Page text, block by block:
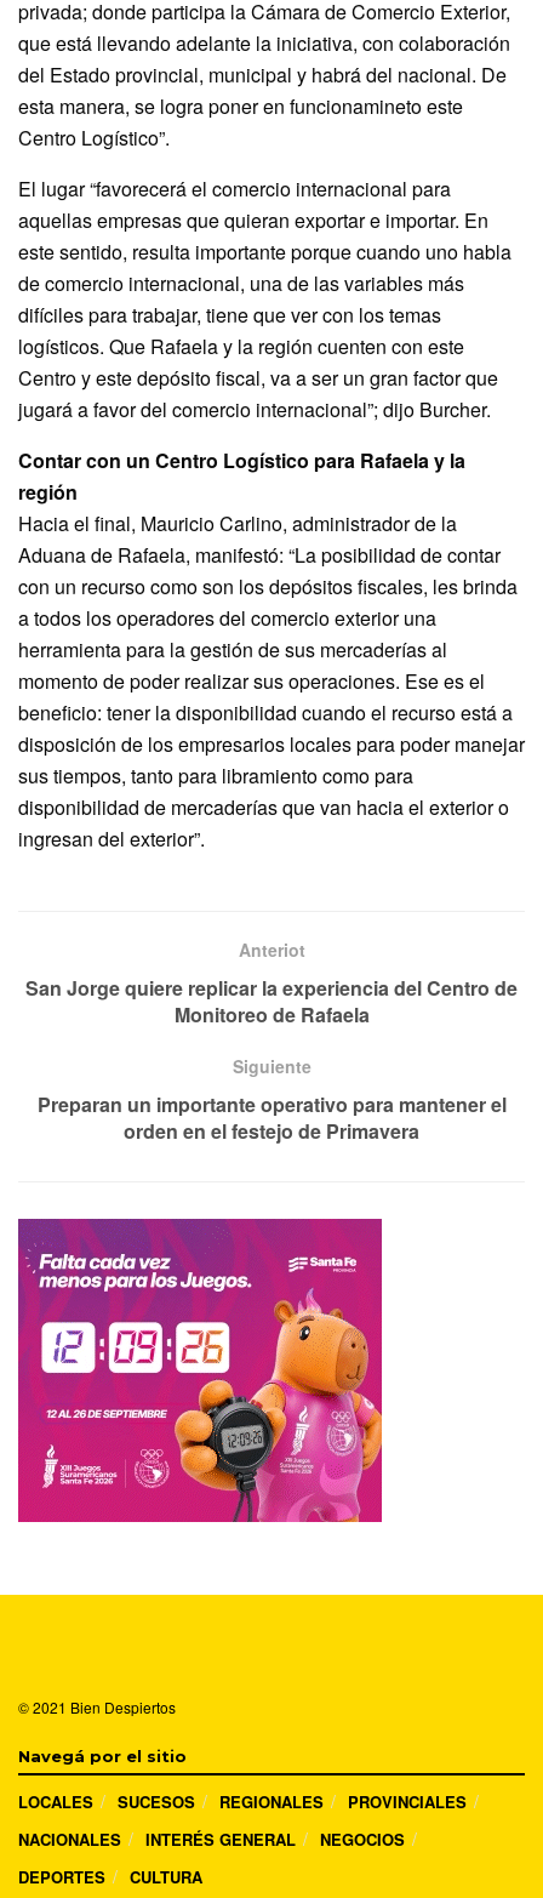
privada; donde participa la Cámara de Comercio Exterior,
que está llevando adelante la iniciativa, con colaboración
del Estado provincial, municipal y habrá del nacional. De
esta manera, se logra poner en funcionamineto este
Centro Logístico”.
El lugar “favorecerá el comercio internacional para
aquellas empresas que quieran exportar e importar. En
este sentido, resulta importante porque cuando uno habla
de comercio internacional, una de las variables más
difíciles para trabajar, tiene que ver con los temas
logísticos. Que Rafaela y la región cuenten con este
Centro y este depósito fiscal, va a ser un gran factor que
jugará a favor del comercio internacional”; dijo Burcher.
Contar con un Centro Logístico para Rafaela y la
región
Hacia el final, Mauricio Carlino, administrador de la
Aduana de Rafaela, manifestó: “La posibilidad de contar
con un recurso como son los depósitos fiscales, les brinda
a todos los operadores del comercio exterior una
herramienta para la gestión de sus mercaderías al
momento de poder realizar sus operaciones. Ese es el
beneficio: tener la disponibilidad cuando el recurso está a
disposición de los empresarios locales para poder manejar
sus tiempos, tanto para libramiento como para
disponibilidad de mercaderías que van hacia el exterior o
ingresan del exterior”.
Anteriot
San Jorge quiere replicar la experiencia del Centro de
Monitoreo de Rafaela
Siguiente
Preparan un importante operativo para mantener el
orden en el festejo de Primavera
© 2021 Bien Despiertos
Navegá por el sitio
LOCALES SUCESOS REGIONALES
PROVINCIALES
NACIONALES
INTERÉS GENERAL
NEGOCIOS
DEPORTES
CULTURA